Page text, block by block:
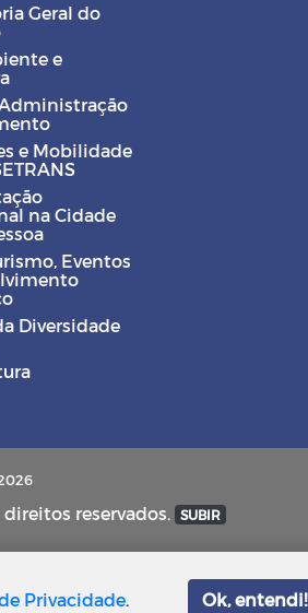
Geral do
e
e Mobilidade
na Cidade
Eventos
Diversidade
reservados. SUBIR
Privacidade. Ok, entendi!